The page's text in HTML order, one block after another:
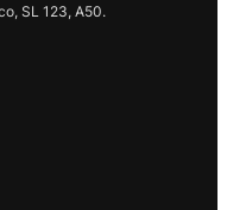
SL 123, A50.